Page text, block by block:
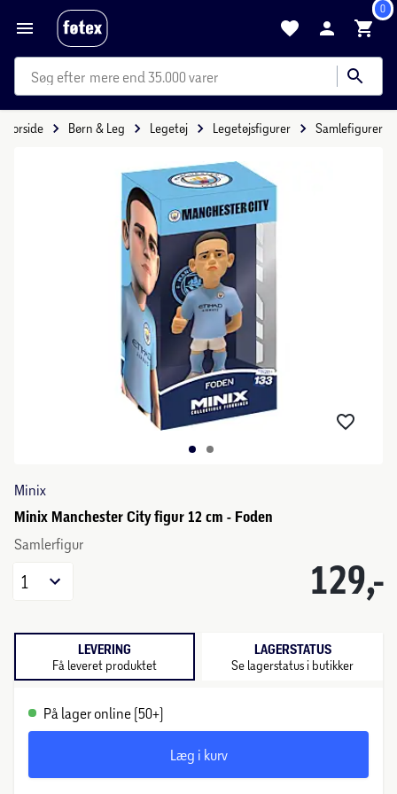
0
mere end 35.000 varer
Forside Børn & Leg Legetøj Legetøjsfigurer Samlefigurer
Minix
Minix Manchester City figur 12 cm - Foden
Samlerfigur
129,-
1
LEVERING
Få leveret produktet
LAGERSTATUS
Se lagerstatus i butikker
På lager online (50+)
Læg i kurv